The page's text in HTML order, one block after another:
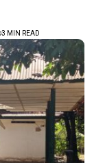
3 MIN READ